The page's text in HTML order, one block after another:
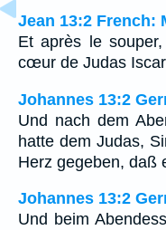
Jean 13:2 French:
Et après le
cœur de Judas
Johannes 13:2
Und nach dem
hatte dem Judas,
Herz gegeben, daß
Johannes 13:2
Und beim